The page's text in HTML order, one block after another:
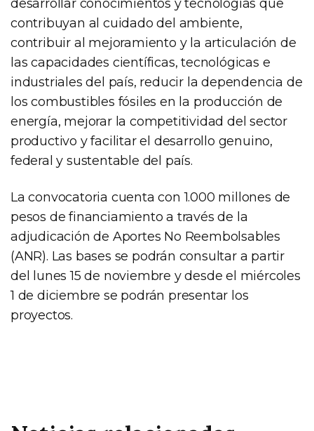
desarrollar conocimientos y tecnologías que
contribuyan al cuidado del ambiente,
contribuir al mejoramiento y la articulación de
las capacidades científicas, tecnológicas e
industriales del país, reducir la dependencia de
los combustibles fósiles en la producción de
energía, mejorar la competitividad del sector
productivo y facilitar el desarrollo genuino,
federal y sustentable del país.
La convocatoria cuenta con 1.000 millones de
pesos de financiamiento a través de la
adjudicación de Aportes No Reembolsables
(ANR). Las bases se podrán consultar a partir
del lunes 15 de noviembre y desde el miércoles
1 de diciembre se podrán presentar los
proyectos.